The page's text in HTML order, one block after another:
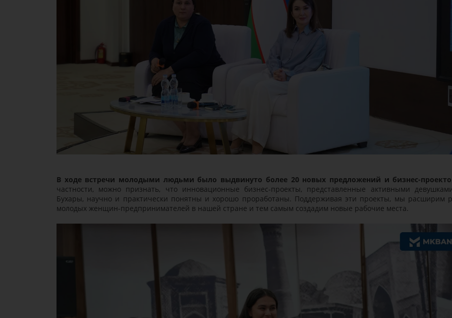
В ходе встречи молодыми людьми было выдвинуто более 20 новых предложений и бизнес-
частности, можно признать, что инновационные бизнес-проекты, представленные активными
Бухары, научно и практически понятны и хорошо проработаны. Поддерживая эти проекты, мы расширим
молодых женщин-предпринимателей в нашей стране и тем самым создадим новые рабочие места.